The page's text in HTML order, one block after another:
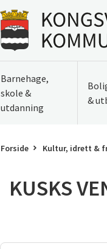
Gå til forsiden
Barnehage,
skole &
utdanning
&
Forside Kultur, idrett &
KUSKS